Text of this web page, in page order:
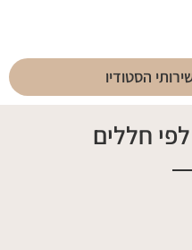
הסטודיו
לפי חללים